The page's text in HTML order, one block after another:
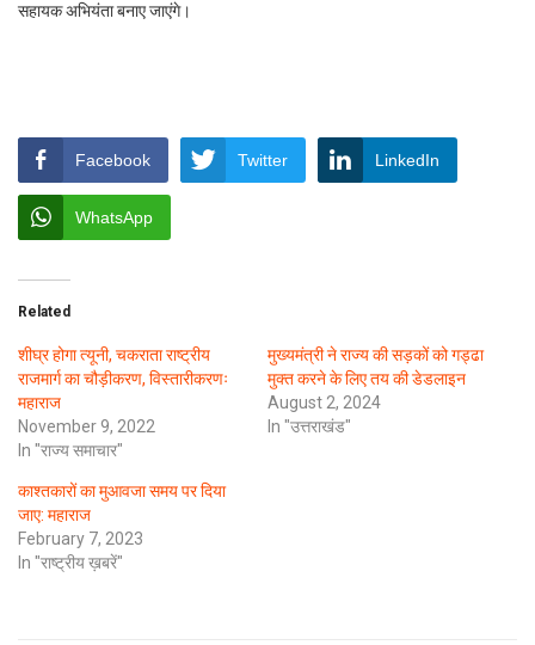
सहायक अभियंता बनाए जाएंगे।
Facebook Twitter LinkedIn
WhatsApp
Related
शीघ्र होगा त्यूनी, चकराता राष्ट्रीय
राजमार्ग का चौड़ीकरण, विस्तारीकरणः
महाराज
November 9, 2022
In "राज्य समाचार"
मुख्यमंत्री ने राज्य की सड़कों को गड्ढा
मुक्त करने के लिए तय की डेडलाइन
August 2, 2024
In "उत्तराखंड"
काश्तकारों का मुआवजा समय पर दिया
जाए: महाराज
February 7, 2023
In "राष्ट्रीय ख़बरें"